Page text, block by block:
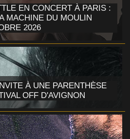
EN CONCERT À PARIS :
MACHINE DU MOULIN
2026
À UNE PARENTHÈSE
OFF D'AVIGNON